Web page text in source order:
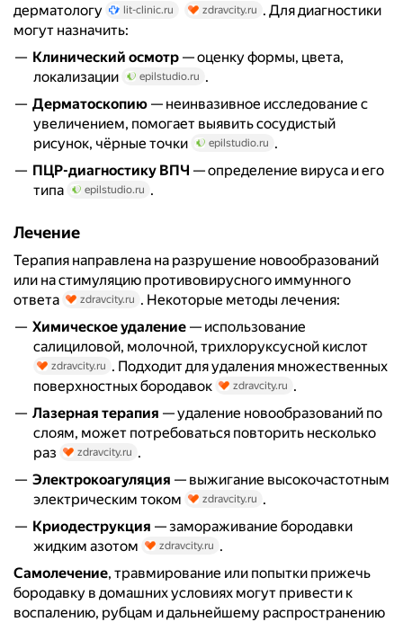
дерматологу
lit-clinic.ru zdravcity.ru . Для диагностики
могут назначить:
Клинический осмотр — оценку формы, цвета,
локализации
epilstudio.ru .
Дерматоскопию — неинвазивное исследование с
увеличением, помогает выявить сосудистый
рисунок, чёрные точки
epilstudio.ru .
ПЦР-диагностику ВПЧ — определение вируса и его
типа
epilstudio.ru .
Лечение
Терапия направлена на разрушение новообразований
или на стимуляцию противовирусного иммунного
ответа
zdravcity.ru . Некоторые методы лечения:
Химическое удаление — использование
салициловой, молочной, трихлоруксусной кислот
zdravcity.ru . Подходит для удаления множественных
поверхностных бородавок
zdravcity.ru .
Лазерная терапия — удаление новообразований по
слоям, может потребоваться повторить несколько
раз
zdravcity.ru .
Электрокоагуляция — выжигание высокочастотным
электрическим током
zdravcity.ru .
Криодеструкция — замораживание бородавки
жидким азотом
zdravcity.ru .
Самолечение, травмирование или попытки прижечь
бородавку в домашних условиях могут привести к
воспалению, рубцам и дальнейшему распространению